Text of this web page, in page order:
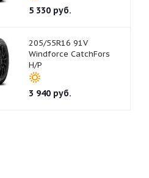
5 330руб.
205/55R16 91V
Windforce CatchFors
H/P
3 940руб.